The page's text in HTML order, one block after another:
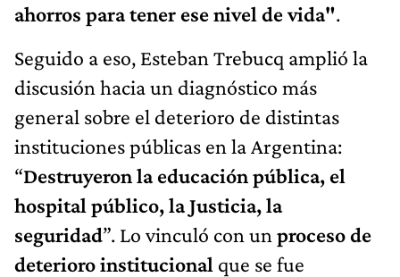
ahorros para tener ese nivel de vida".
Seguido a eso, Esteban Trebucq amplió la
discusión hacia un diagnóstico más
general sobre el deterioro de distintas
instituciones públicas en la Argentina:
“Destruyeron la educación pública, el
hospital público, la Justicia, la
seguridad”. Lo vinculó con un proceso de
deterioro institucional que se fue